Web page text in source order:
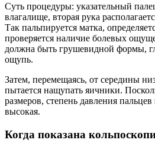
Суть процедуры: указательный
влагалище, вторая рука
Так пальпируется матка,
проверяется наличие болевых
должна быть грушевидной формы,
ощупь.
Затем, перемещаясь, от середины
пытается нащупать яичники.
размеров, степень давления
высокая.
Когда показана